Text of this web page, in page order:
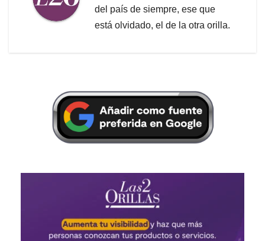
del país de siempre, ese que
está olvidado, el de la otra orilla.